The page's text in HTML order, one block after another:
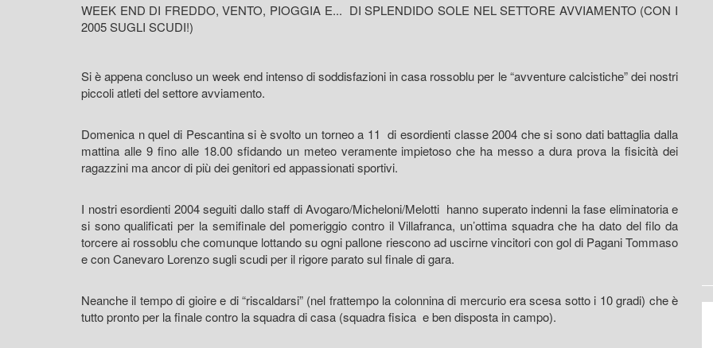
WEEK END DI FREDDO, VENTO, PIOGGIA E... DI SPLENDIDO SOLE NEL SETTORE AVVIAMENTO (CON I
2005 SUGLI SCUDI!)
Si è appena concluso un week end intenso di soddisfazioni in casa rossoblu per le “avventure calcistiche” dei nostri
piccoli atleti del settore avviamento.
Domenica n quel di Pescantina si è svolto un torneo a 11 di esordienti classe 2004 che si sono dati battaglia dalla
mattina alle 9 fino alle 18.00 sfidando un meteo veramente impietoso che ha messo a dura prova la fisicità dei
ragazzini ma ancor di più dei genitori ed appassionati sportivi.
I nostri esordienti 2004 seguiti dallo staff di Avogaro/Micheloni/Melotti hanno superato indenni la fase eliminatoria e
si sono qualificati per la semifinale del pomeriggio contro il Villafranca, un’ottima squadra che ha dato del filo da
torcere ai rossoblu che comunque lottando su ogni pallone riescono ad uscirne vincitori con gol di Pagani Tommaso
e con Canevaro Lorenzo sugli scudi per il rigore parato sul finale di gara.
Neanche il tempo di gioire e di “riscaldarsi” (nel frattempo la colonnina di mercurio era scesa sotto i 10 gradi) che è
tutto pronto per la finale contro la squadra di casa (squadra fisica e ben disposta in campo).